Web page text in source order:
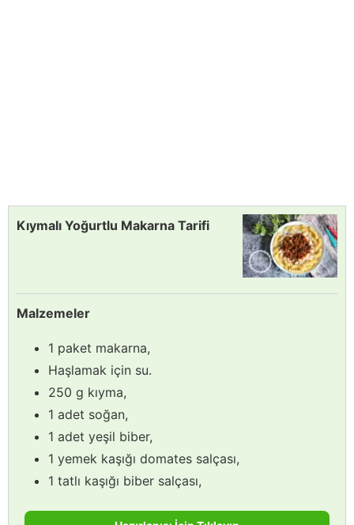
Kıymalı Yoğurtlu Makarna Tarifi
Malzemeler
1 paket makarna,
Haşlamak için su.
250 g kıyma,
1 adet soğan,
1 adet yeşil biber,
1 yemek kaşığı domates salçası,
1 tatlı kaşığı biber salçası,